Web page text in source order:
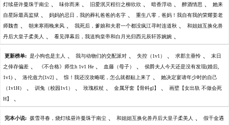
灯续昼许曼珠于南尘 、 味你而来 、 旧爱泯灭程衍之柳欣欣 、 暗香浮动 、 醉酒情思 、 她来
自星际最高监狱 、 妈妈的忌日，我的葬礼爸爸的名字 、 重生八零，爸妈！我自有我的荣耀姜老
师魏杳 、 朝来寒雨晚来风 、 我死后，爹娘和夫君一个都没疯江寻时连道秋 、 和姐姐互换化兽
丹后大皇子柔美人 、 看见弹幕后，我送狗皇帝和白月光归西元辰轩苏婉婉 、
更新榜单: 是小狗也是主人 、 我与动物们的交配派对 、 失控（1v1） 、 求郡主垂怜 、 末日
之倖存偏差 、 《不合格》师生h 1v1 He 、 血藤（母子） 、 侯爵夫人今天还是没有发现(婚后,
1v1) 、 洛伦兹力[1v2] 、 惊！我还没攻略呢，怎么就都贴上来了 、 她决定宴请年少时的自己
（1v1H） 、 训兔（校园1v1） 、 玫瑰权杖 、 金属牙套【骨科gl】 、 画壁【女出轨 不做会死
H】 、
完本小说: 拨雪寻春，烧灯续昼许曼珠于南尘 、 和姐姐互换化兽丹后大皇子柔美人 、 假千金遇